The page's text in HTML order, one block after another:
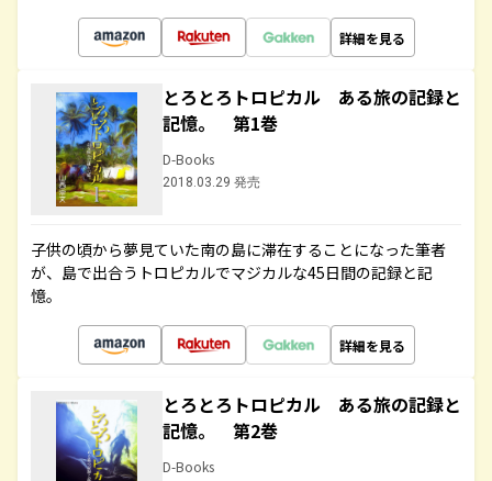
詳細を見る
とろとろトロピカル ある旅の記録と
記憶。 第1巻
D-Books
2018.03.29 発売
子供の頃から夢見ていた南の島に滞在することになった筆者
が、島で出合うトロピカルでマジカルな45日間の記録と記
憶。
詳細を見る
とろとろトロピカル ある旅の記録と
記憶。 第2巻
D-Books